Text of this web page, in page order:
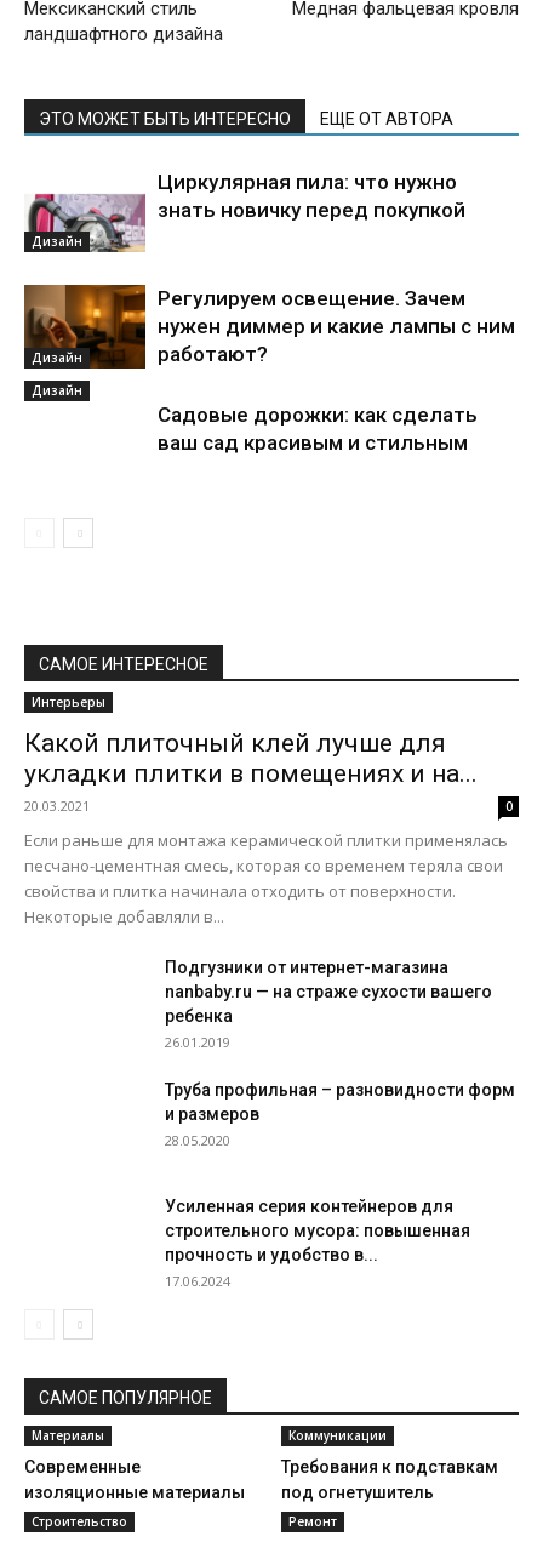
Мексиканский стиль
ландшафтного дизайна
Медная фальцевая кровля
ЭТО МОЖЕТ БЫТЬ ИНТЕРЕСНО ЕЩЕ ОТ АВТОРА
Дизайн
Циркулярная пила: что нужно
знать новичку перед покупкой
Дизайн
Регулируем освещение. Зачем
нужен диммер и какие лампы с ним
работают?
Дизайн
Садовые дорожки: как сделать
ваш сад красивым и стильным
САМОЕ ИНТЕРЕСНОЕ
Интерьеры
Какой плиточный клей лучше для
укладки плитки в помещениях и на...
20.03.2021 0
Если раньше для монтажа керамической плитки применялась
песчано-цементная смесь, которая со временем теряла свои
свойства и плитка начинала отходить от поверхности.
Некоторые добавляли в...
Подгузники от интернет-магазина
nanbaby.ru — на страже сухости вашего
ребенка
26.01.2019
Труба профильная – разновидности форм
и размеров
28.05.2020
Усиленная серия контейнеров для
строительного мусора: повышенная
прочность и удобство в...
17.06.2024
САМОЕ ПОПУЛЯРНОЕ
Материалы
Современные
изоляционные материалы
Коммуникации
Требования к подставкам
под огнетушитель
Строительство Ремонт